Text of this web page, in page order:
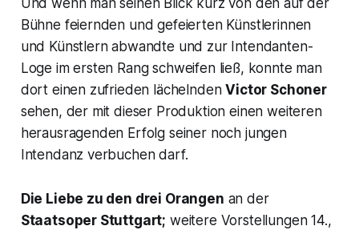
Und wenn man seinen Blick kurz von den auf der
Bühne feiernden und gefeierten Künstlerinnen
und Künstlern abwandte und zur Intendanten-
Loge im ersten Rang schweifen ließ, konnte man
dort einen zufrieden lächelndenVictor Schoner
sehen, der mit dieser Produktion einen weiteren
herausragenden Erfolg seiner noch jungen
Intendanz verbuchen darf.
Die Liebe zu den drei Orangen an der
Staatsoper Stuttgart; weitere Vorstellungen 14.,